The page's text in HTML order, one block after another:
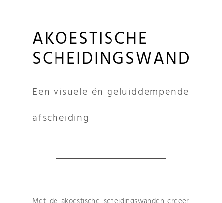
AKOESTISCHE
SCHEIDINGSWAND
Een visuele én geluiddempende
afscheiding